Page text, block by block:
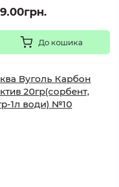
До кошика
Вуголь Карбон
20гр(сорбент,
1л води) №10